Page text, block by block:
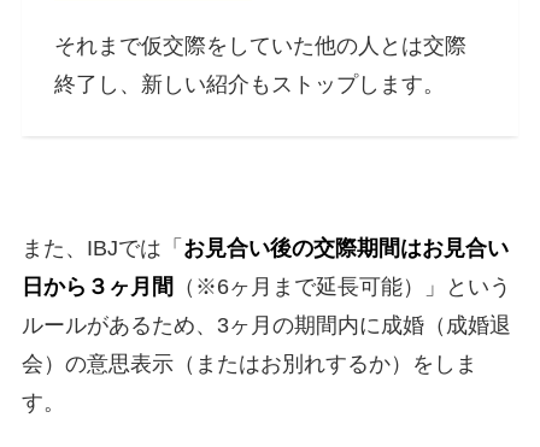
それまで仮交際をしていた他の人とは交際
終了し、新しい紹介もストップします。
また、IBJでは「 お見合い後の交際期間はお見合い
日から３ヶ月間 （※6ヶ月まで延長可能）」という
ルールがあるため、3ヶ月の期間内に成婚（成婚退
会）の意思表示（またはお別れするか）をしま
す。